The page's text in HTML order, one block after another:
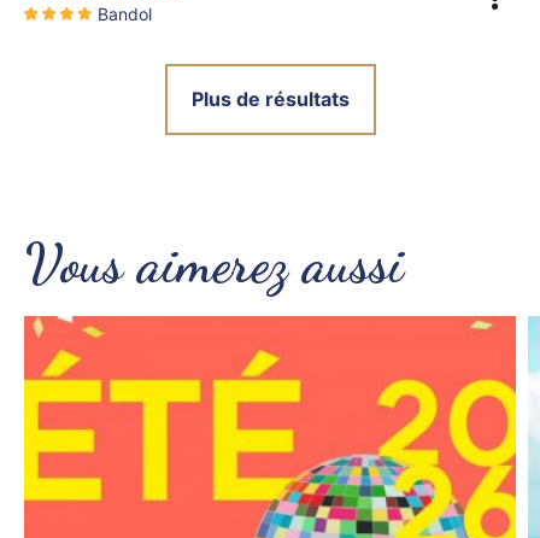
Bandol
Plus de résultats
Vous aimerez aussi